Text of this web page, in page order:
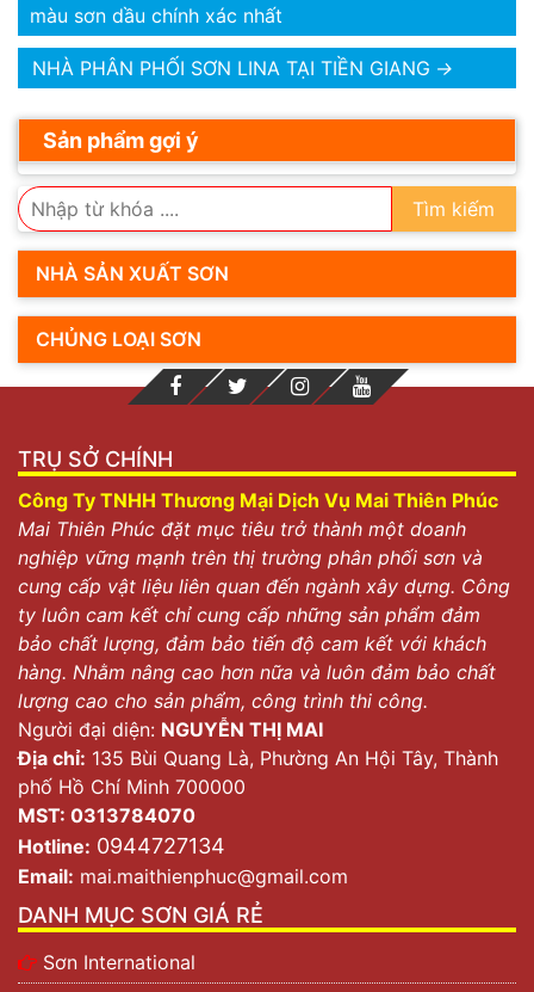
màu sơn dầu chính xác nhất
NHÀ PHÂN PHỐI SƠN LINA TẠI TIỀN GIANG →
Sản phẩm gợi ý
Tìm kiếm
NHÀ SẢN XUẤT SƠN
CHỦNG LOẠI SƠN
TRỤ SỞ CHÍNH
Công Ty TNHH Thương Mại Dịch Vụ Mai Thiên Phúc
Mai Thiên Phúc đặt mục tiêu trở thành một doanh
nghiệp vững mạnh trên thị trường phân phối sơn và
cung cấp vật liệu liên quan đến ngành xây dựng. Công
ty luôn cam kết chỉ cung cấp những sản phẩm đảm
bảo chất lượng, đảm bảo tiến độ cam kết với khách
hàng. Nhằm nâng cao hơn nữa và luôn đảm bảo chất
lượng cao cho sản phẩm, công trình thi công.
Người đại diện: NGUYỄN THỊ MAI
Địa chỉ: 135 Bùi Quang Là, Phường An Hội Tây, Thành
phố Hồ Chí Minh 700000
MST: 0313784070
Hotline: 0944727134
Email: mai.maithienphuc@gmail.com
DANH MỤC SƠN GIÁ RẺ
Sơn International